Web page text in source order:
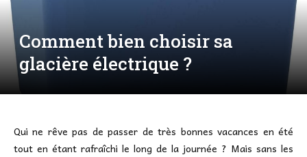
Comment bien choisir sa
glacière électrique ?
Qui ne rêve pas de passer de très bonnes vacances en été
tout en étant rafraîchi le long de la journée ? Mais sans les